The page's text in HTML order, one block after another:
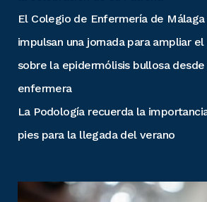
El Colegio de Enfermería de Málaga
impulsan una jornada para ampliar
sobre la epidermólisis bullosa
enfermera
La Podología recuerda la
pies para la llegada del verano